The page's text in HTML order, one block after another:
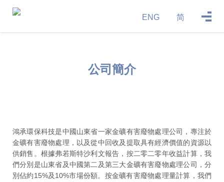
ENG 简
公司簡介
鴻承環保科技是中國山東省一家金礦有害廢物處理公司，專注於
金礦有害廢物處理，以及從中回收及提取具有經濟價值的資源以
供銷售。根據弗若斯特沙利文報告，按二零二零年收益計算，我
們分別是山東省及中國第二及第三大金礦有害廢物處理公司，分
別佔約15%及10%市場份額。按金礦有害廢物處理量計算，我們